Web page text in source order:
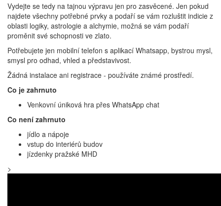
Vydejte se tedy na tajnou výpravu jen pro zasvěcené. Jen pokud
najdete všechny potřebné prvky a podaří se vám rozluštit indicie z
oblasti logiky, astrologie a alchymie, možná se vám podaří
proměnit své schopnosti ve zlato.
Potřebujete jen mobilní telefon s aplikací Whatsapp, bystrou mysl,
smysl pro odhad, vhled a představivost.
Žádná instalace ani registrace - používáte známé prostředí.
Co je zahrnuto
Venkovní úniková hra přes WhatsApp chat
Co není zahrnuto
jídlo a nápoje
vstup do interiérů budov
jízdenky pražské MHD
>